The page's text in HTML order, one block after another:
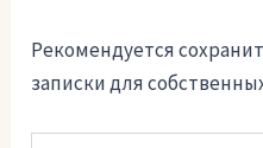
Рекомендуется
записки для